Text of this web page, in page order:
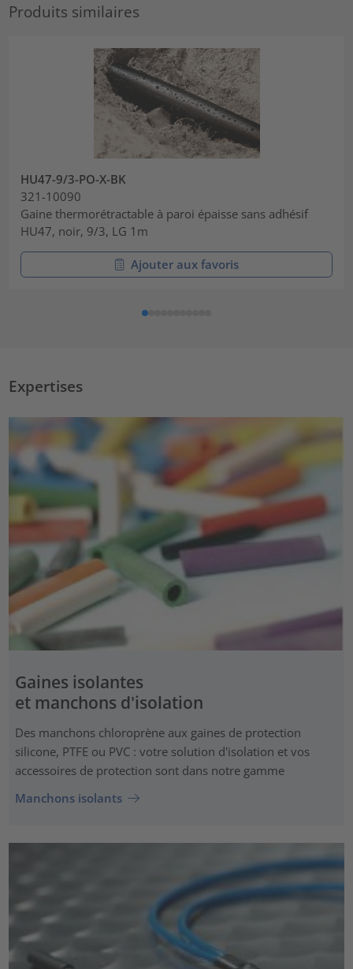
Produits similaires
HU47-9/3-PO-X-BK
321-10090
Gaine thermorétractable à paroi épaisse sans adhésif
HU47, noir, 9/3, LG 1m
Ajouter aux favoris
Expertises
Gaines isolantes
et manchons d'isolation
Des manchons chloroprène aux gaines de protection
silicone, PTFE ou PVC : votre solution d'isolation et vos
accessoires de protection sont dans notre gamme
Manchons isolants